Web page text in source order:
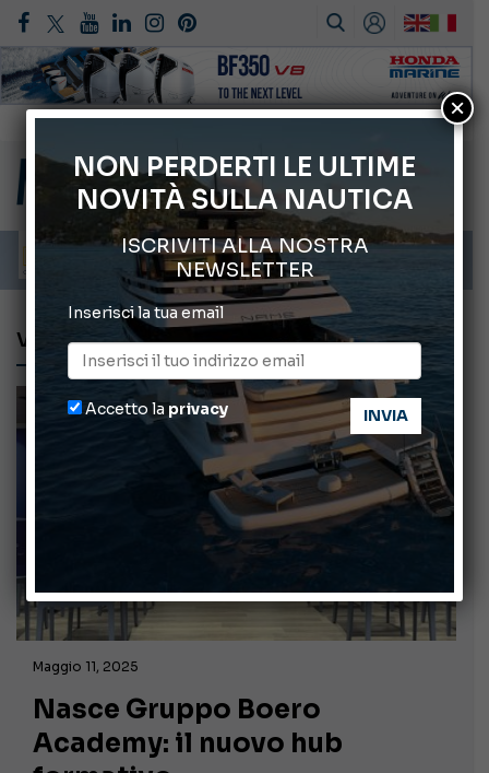
Gommoni Callegari acquisisce Geniuss
66° Salone Nautico Internazionale di Genova
Svelati i Mondiali di Wakeboard 2026
Cannes Yachting Festival 2026: tutte le novità attese a settembre
Montecristo Yachting, l’orologio per il diportista
VERNICI
Maggio 11, 2025
Nasce Gruppo Boero
Academy: il nuovo hub
NON PERDERTI LE ULTIME
NOVITÀ SULLA NAUTICA
ISCRIVITI ALLA NOSTRA
NEWSLETTER
Inserisci la tua email
Accetto la privacy
×